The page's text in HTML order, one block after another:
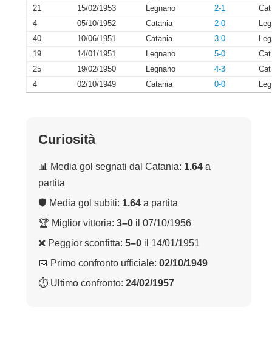
21
15/02/1953 Legnano 2-1
4
05/10/1952 Catania 2-0
40
10/06/1951 Catania 3-0
19
14/01/1951 Legnano 5-0
25
19/02/1950 Legnano 4-3
4
02/10/1949 Catania 0-0
Curiosità
📊 Media gol segnati dal Catania: 1.64 a
partita
🛡 Media gol subiti: 1.64 a partita
🏆 Miglior vittoria: 3–0 il 07/10/1956
❌ Peggior sconfitta: 5–0 il 14/01/1951
📅 Primo confronto ufficiale: 02/10/1949
⏱ Ultimo confronto: 24/02/1957